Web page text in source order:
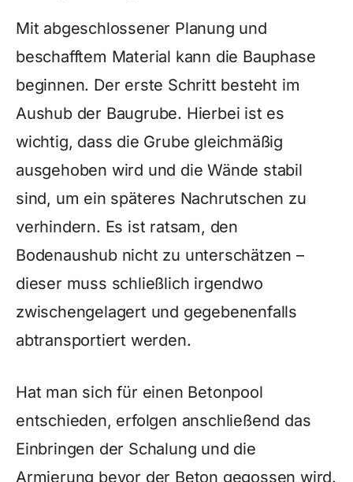
Mit abgeschlossener Planung und
beschafftem Material kann die Bauphase
beginnen. Der erste Schritt besteht im
Aushub der Baugrube. Hierbei ist es
wichtig, dass die Grube gleichmäßig
ausgehoben wird und die Wände stabil
sind, um ein späteres Nachrutschen zu
verhindern. Es ist ratsam, den
Bodenaushub nicht zu unterschätzen –
dieser muss schließlich irgendwo
zwischengelagert und gegebenenfalls
abtransportiert werden.
Hat man sich für einen Betonpool
entschieden, erfolgen anschließend das
Einbringen der Schalung und die
Armierung bevor der Beton gegossen wird.